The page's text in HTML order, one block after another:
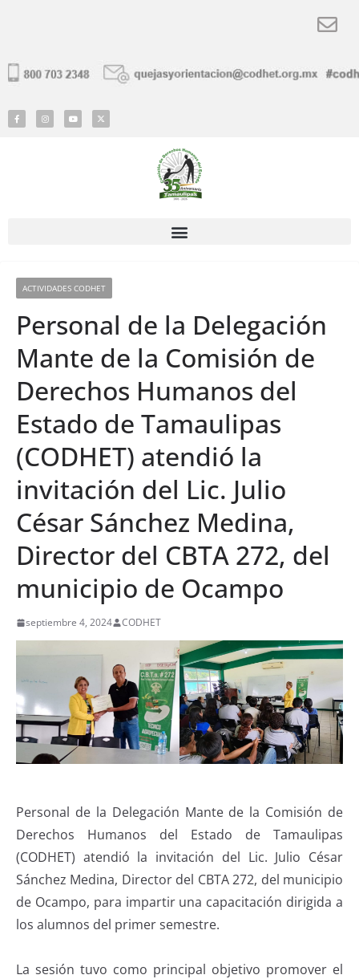
ACTIVIDADES CODHET
Personal de la Delegación
Mante de la Comisión de
Derechos Humanos del
Estado de Tamaulipas
(CODHET) atendió la
invitación del Lic. Julio
César Sánchez Medina,
Director del CBTA 272, del
municipio de Ocampo
septiembre 4, 2024 CODHET
Personal de la Delegación Mante de la Comisión de
Derechos Humanos del Estado de Tamaulipas
(CODHET) atendió la invitación del Lic. Julio César
Sánchez Medina, Director del CBTA 272, del municipio
de Ocampo, para impartir una capacitación dirigida a
los alumnos del primer semestre.
La sesión tuvo como principal objetivo promover el